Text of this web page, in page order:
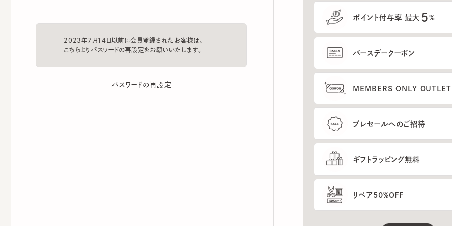
2023年7月14日以前に会員登録されたお客様は、
パスワードの再設定
ポイント付与率 最大 %
バースデークーポン
MEMBERS ONLY OUTLETのご
プレセールへのご招待
ギフトラッピング無料
リペア50％OFF